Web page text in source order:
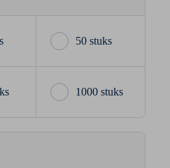
50 stuks
1000 stuks